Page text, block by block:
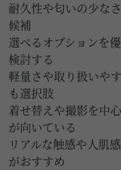
耐久性や匂いの少な
候補
選べるオプションを
検討する
軽量さや取り扱いや
も選択肢
着せ替えや撮影を中
が向いている
リアルな触感や人肌
がおすすめ